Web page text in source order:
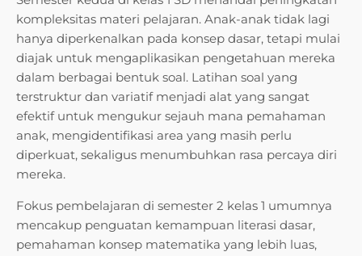
kompleksitas materi pelajaran. Anak-anak tidak lagi
hanya diperkenalkan pada konsep dasar, tetapi mulai
diajak untuk mengaplikasikan pengetahuan mereka
dalam berbagai bentuk soal. Latihan soal yang
terstruktur dan variatif menjadi alat yang sangat
efektif untuk mengukur sejauh mana pemahaman
anak, mengidentifikasi area yang masih perlu
diperkuat, sekaligus menumbuhkan rasa percaya diri
mereka.
Fokus pembelajaran di semester 2 kelas 1 umumnya
mencakup penguatan kemampuan literasi dasar,
pemahaman konsep matematika yang lebih luas,